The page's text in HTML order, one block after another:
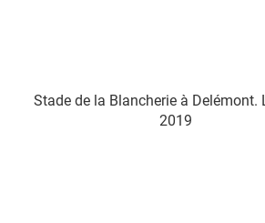
Stade de la Blancherie à Delémont.
2019